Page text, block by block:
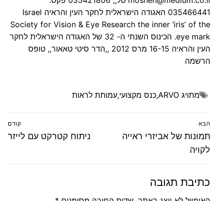
035466441 האגודה הישראלית לחקר העין והראיה Israel
Society for Vision & Eye Research the inner ‘iris’ of the
eye mark. הכינוס השנתי ה- 32 של האגודה הישראלית לחקר
העין והראיה 16-15 מרס 2012 ,,הדר סיטי טאאור,, טופס
הרשמה
מתויג ARVO
,כנס מקצועי,עמותת לראות
ניווט קודם
פוסט
ניתוח קטרקט עם לייזר
הבא
הפוסט
הבא:
תמונות של אביזרי ראייה
לקויה
כתיבת תגובה